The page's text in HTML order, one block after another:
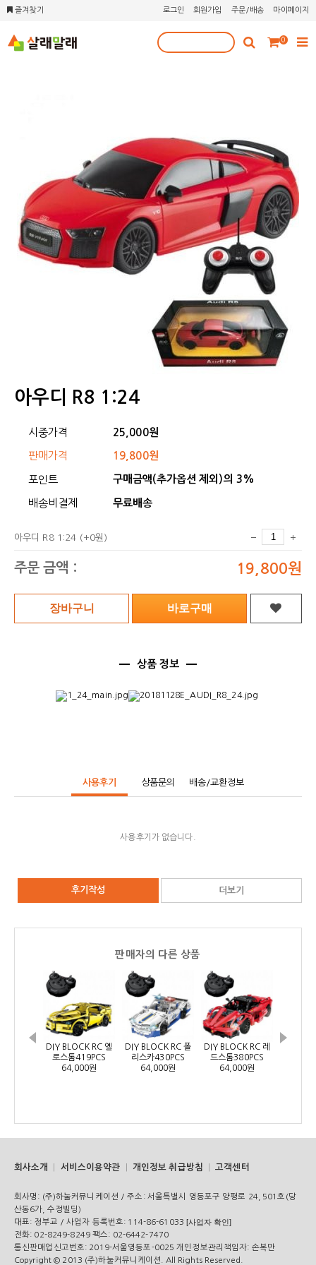
즐겨찾기 로그인 회원가입 주문/배송 마이페이지
0
아우디 R8 1:24
시중가격 25,000원
판매가격 19,800원
포인트 구매금액(추가옵션 제외)의 3%
배송비결제 무료배송
아우디 R8 1:24 (+0원)
주문 금액 : 19,800원
상품 정보
사용후기 상품문의 배송/교환정보
사용후기가 없습니다.
후기작성 더보기
판매자의 다른 상품
DIY BLOCK RC 옐
로스톰419PCS
64,000원
DIY BLOCK RC 폴
리스카430PCS
64,000원
DIY BLOCK RC 레
드스톰380PCS
64,000원
회사소개 서비스이용약관 개인정보 취급방침 고객센터
회사명: (주)하눌커뮤니케이션 / 주소:서울특별시 영등포구 양평로 24, 501호(당
산동6가, 수정빌딩)
대표: 정부교 / 사업자 등록번호: 114-86-61033 [사업자 확인]
전화: 02-8249-8249 팩스: 02-6442-7470
통신판매업신고번호: 2019-서울영등포-0025 개인정보관리책임자: 손복만
Copyright © 2013 (주)하눌커뮤니케이션. All Rights Reserved.